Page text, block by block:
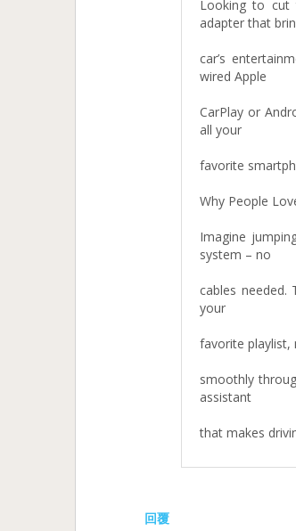
Looking to cut
adapter that
car’s
wired Apple
CarPlay or
all your
favorite
Why People
Imagine
system – no
cables needed.
your
favorite playlist,
smoothly
assistant
that makes
回覆